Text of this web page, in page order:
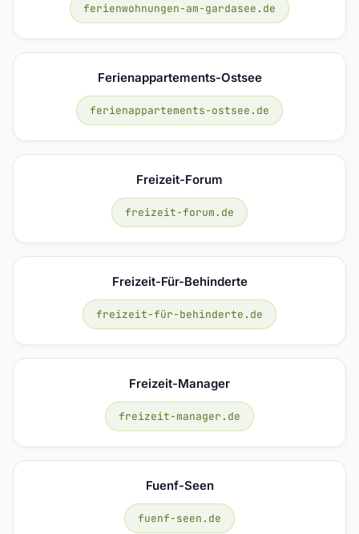
ferienwohnungen-am-gardasee.de
Ferienappartements-Ostsee
ferienappartements-ostsee.de
Freizeit-Forum
freizeit-forum.de
Freizeit-Für-Behinderte
freizeit-für-behinderte.de
Freizeit-Manager
freizeit-manager.de
Fuenf-Seen
fuenf-seen.de